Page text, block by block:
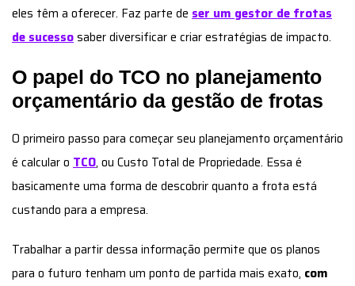
eles têm a oferecer. Faz parte de ser um gestor de frotas
de sucessosaber diversificar e criar estratégias de impacto.
O papel do TCO no planejamento
orçamentário da gestão de frotas
O primeiro passo para começar seu planejamento orçamentário
é calcular o TCO, ou Custo Total de Propriedade. Essa é
basicamente uma forma de descobrir quanto a frota está
custando para a empresa.
Trabalhar a partir dessa informação permite que os planos
para o futuro tenham um ponto de partida mais exato, com